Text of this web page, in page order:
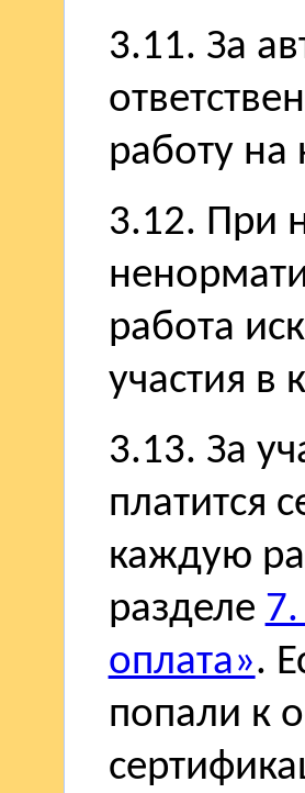
3.11. За
работу на
3.12. При
работа
участия в
3.13. За
платится
каждую
разделе
оплата».
попали к